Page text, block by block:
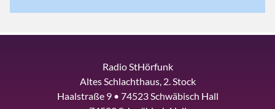
Radio StHörfunk
Altes Schlachthaus, 2. Stock
Haalstraße 9 • 74523 Schwäbisch Hall